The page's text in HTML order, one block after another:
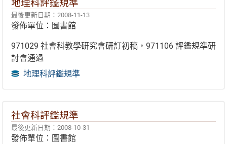
地理科評鑑規準
最後更新日期：2008-11-13
發佈單位：圖書館
971029 社會科教學研究會研訂初稿，971106 評鑑規準研
討會通過
地理科評鑑規準
社會科評鑑規準
最後更新日期：2008-10-31
發佈單位：圖書館